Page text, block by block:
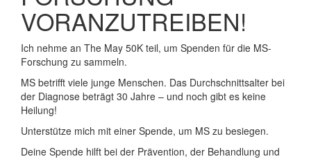
VORANZUTREIBEN!
Ich nehme an The May 50K teil, um Spenden für die MS-
Forschung zu sammeln.
MS betrifft viele junge Menschen. Das Durchschnittsalter bei
der Diagnose beträgt 30 Jahre – und noch gibt es keine
Heilung!
Unterstütze mich mit einer Spende, um MS zu besiegen.
Deine Spende hilft bei der Prävention, der Behandlung und